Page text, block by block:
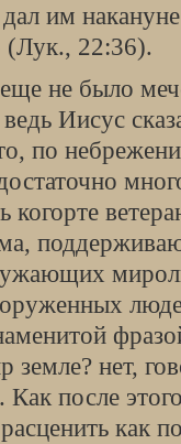
им
(Лук., 22:36).
не было
Иисус
по
когорте
земле? нет,
после
как